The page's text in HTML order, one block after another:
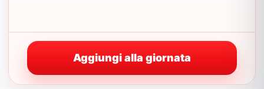
Aggiungi alla giornata